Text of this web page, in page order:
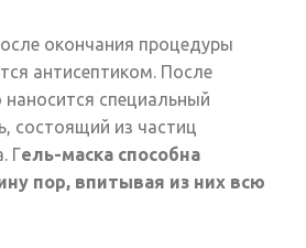
окончания процедуры
антисептиком. После
специальный
состоящий из частиц
Гель-маска способна
пор, впитывая из них всю